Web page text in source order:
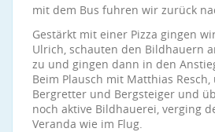
mit dem Bus fuhren wir zurück
Gestärkt mit einer Pizza gingen
Ulrich, schauten den Bildhauern
zu und gingen dann in den
Beim Plausch mit Matthias Resch,
Bergretter und Bergsteiger und
noch aktive Bildhauerei, verging
Veranda wie im Flug.